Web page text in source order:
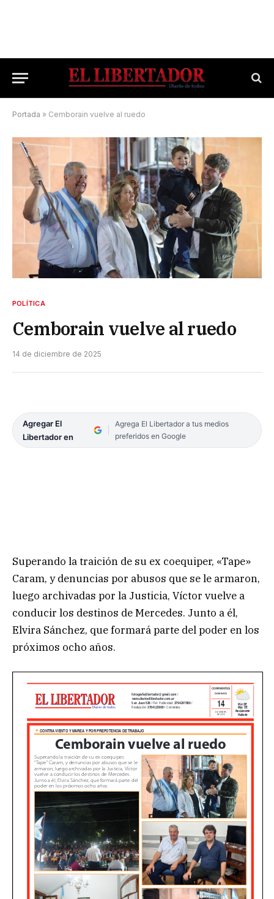
Portada » Cemborain vuelve al ruedo
POLÍTICA
Cemborain vuelve al ruedo
14 de diciembre de 2025
Agregar El
Libertador en
Agrega El Libertador a tus medios
preferidos en Google
Superando la traición de su ex coequiper, «Tape»
Caram, y denuncias por abusos que se le armaron,
luego archivadas por la Justicia, Víctor vuelve a
conducir los destinos de Mercedes. Junto a él,
Elvira Sánchez, que formará parte del poder en los
próximos ocho años.